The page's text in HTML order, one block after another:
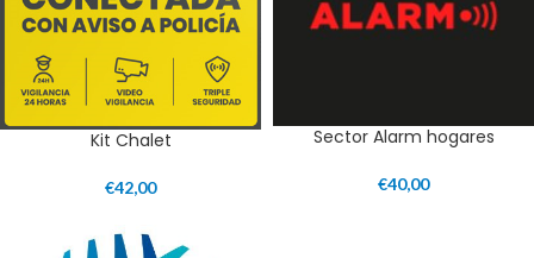
Kit Chalet
€42,00
Sector Alarm hogares
€40,00